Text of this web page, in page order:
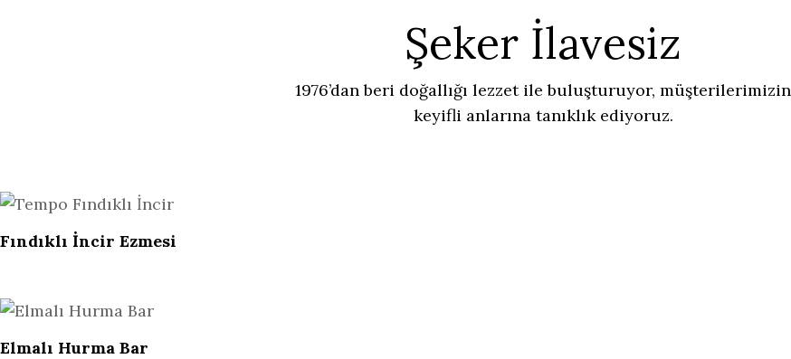
Şeker İlavesiz
1976’dan beri doğallığı lezzet ile buluşturuyor, müşterilerimizin
keyifli anlarına tanıklık ediyoruz.
Fındıklı İncir Ezmesi
Elmalı Hurma Bar